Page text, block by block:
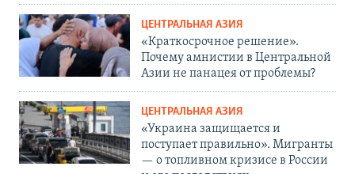
ЦЕНТРАЛЬНАЯ АЗИЯ
«Краткосрочное решение».
Почему амнистии в Центральной
Азии не панацея от проблемы?
ЦЕНТРАЛЬНАЯ АЗИЯ
«Украина защищается и
поступает правильно». Мигранты
— о топливном кризисе в России